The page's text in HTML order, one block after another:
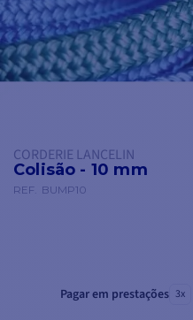
CORDERIE LANCELIN
Colisão - 10 mm
REF. BUMP10
Pagar em prestações 3x